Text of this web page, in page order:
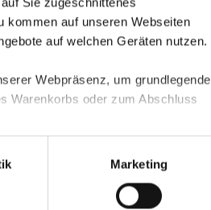
kommen auf unseren Webseiten
auf welchen Geräten nutzen.
Webpräsenz, um grundlegende
Warenkorbs oder zum Abschluss
und Ihres Profils
Webpräsenz speichern wir
wie etwa unsere
Marketing